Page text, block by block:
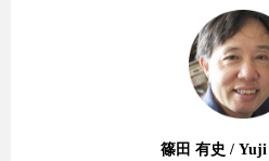
篠田 有史 / Yuji